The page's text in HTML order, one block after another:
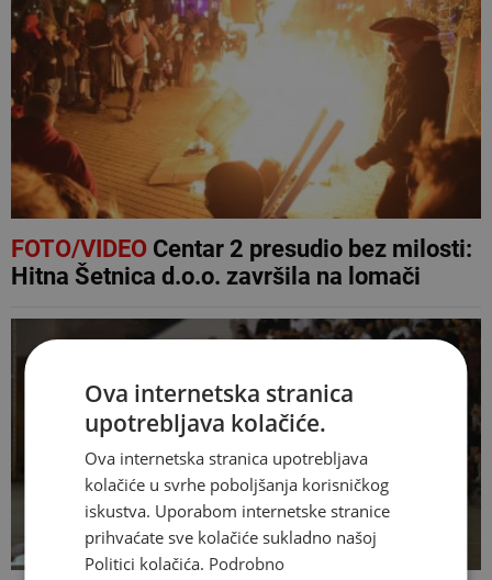
FOTO/VIDEOCentar 2 presudio bez milosti:
Hitna Šetnica d.o.o. završila na lomači
Ova internetska stranica
upotrebljava kolačiće.
Ova internetska stranica upotrebljava
kolačiće u svrhe poboljšanja korisničkog
iskustva. Uporabom internetske stranice
prihvaćate sve kolačiće sukladno našoj
Politici kolačića. Podrobno